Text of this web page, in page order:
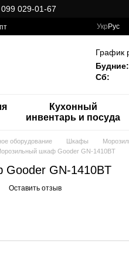
029-01-67
Укр Рус
График
Будние:
Сб:
Кухонный
инвентарь и посуда
оборудование Шкафы
шкаф Gooder GN-1410BT
GN-1410BT
Оставить отзыв